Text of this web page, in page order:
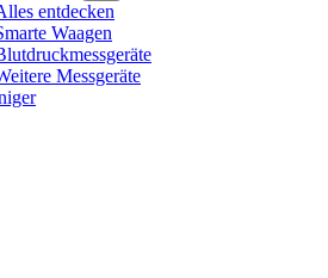
entdecken
Waagen
Messgeräte